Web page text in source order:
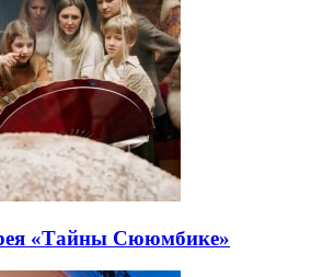
«Тайны Сююмбике»